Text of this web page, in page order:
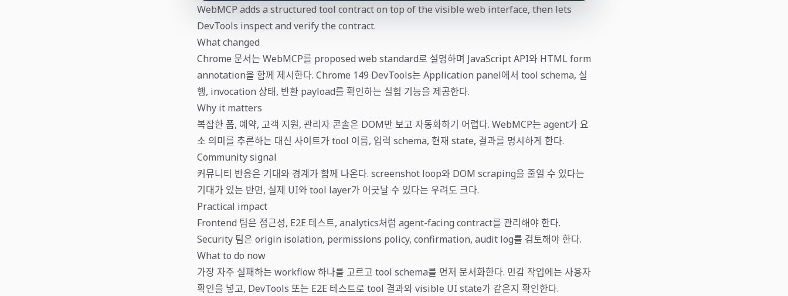
WebMCP adds a structured tool contract on top of the visible web interface, then lets
DevTools inspect and verify the contract.
What changed
Chrome 문서는 WebMCP를 proposed web standard로 설명하며 JavaScript API와 HTML form
annotation을 함께 제시한다. Chrome 149 DevTools는 Application panel에서 tool schema, 실
행, invocation 상태, 반환 payload를 확인하는 실험 기능을 제공한다.
Why it matters
복잡한 폼, 예약, 고객 지원, 관리자 콘솔은 DOM만 보고 자동화하기 어렵다. WebMCP는 agent가 요
소 의미를 추론하는 대신 사이트가 tool 이름, 입력 schema, 현재 state, 결과를 명시하게 한다.
Community signal
커뮤니티 반응은 기대와 경계가 함께 나온다. screenshot loop와 DOM scraping을 줄일 수 있다는
기대가 있는 반면, 실제 UI와 tool layer가 어긋날 수 있다는 우려도 크다.
Practical impact
Frontend 팀은 접근성, E2E 테스트, analytics처럼 agent-facing contract를 관리해야 한다.
Security 팀은 origin isolation, permissions policy, confirmation, audit log를 검토해야 한다.
What to do now
가장 자주 실패하는 workflow 하나를 고르고 tool schema를 먼저 문서화한다. 민감 작업에는 사용자
확인을 넣고, DevTools 또는 E2E 테스트로 tool 결과와 visible UI state가 같은지 확인한다.